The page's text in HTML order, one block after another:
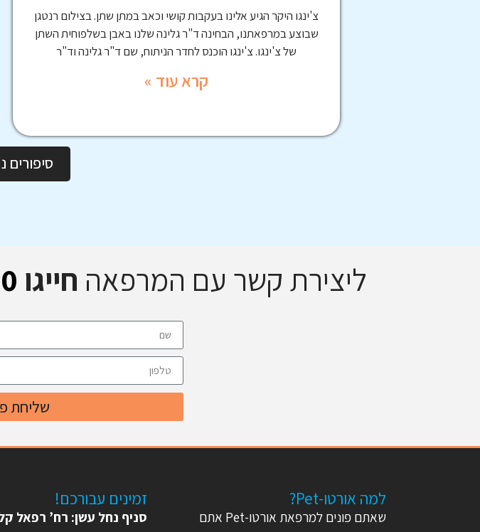
צ'ינגו היקר הגיע אלינו בעקבות קושי וכאב במתן שתן. בצילום רנטגן
שבוצע במרפאתנו, הבחינה ד"ר גלינה שלנו באבן בשלפוחית השתן
של צ'ינגו. צ'ינגו הוכנס לחדר הניתוח, שם ד"ר גלינה וד"ר
קרא עוד »
סיפורים
ליצירת קשר עם המרפאה חייגו
שליחת
למה אורטו-Pet?
שאתם פונים למרפאת אורטו-Pet אתם
זמינים עבורכם!
סניף נחל עשן: רח’ רפאל